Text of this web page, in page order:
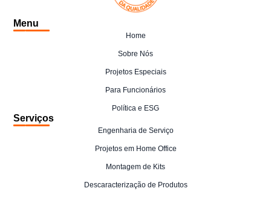
Menu
Home
Sobre Nós
Projetos Especiais
Para Funcionários
Política e ESG
Serviços
Engenharia de Serviço
Projetos em Home Office
Montagem de Kits
Descaracterização de Produtos